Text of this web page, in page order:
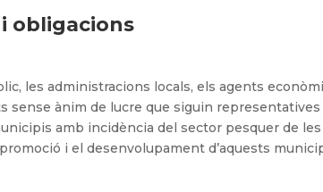
i obligacions
les administracions locals, els agents
sense ànim de lucre que siguin representatives
amb incidència del sector pesquer de les
i el desenvolupament d’aquests